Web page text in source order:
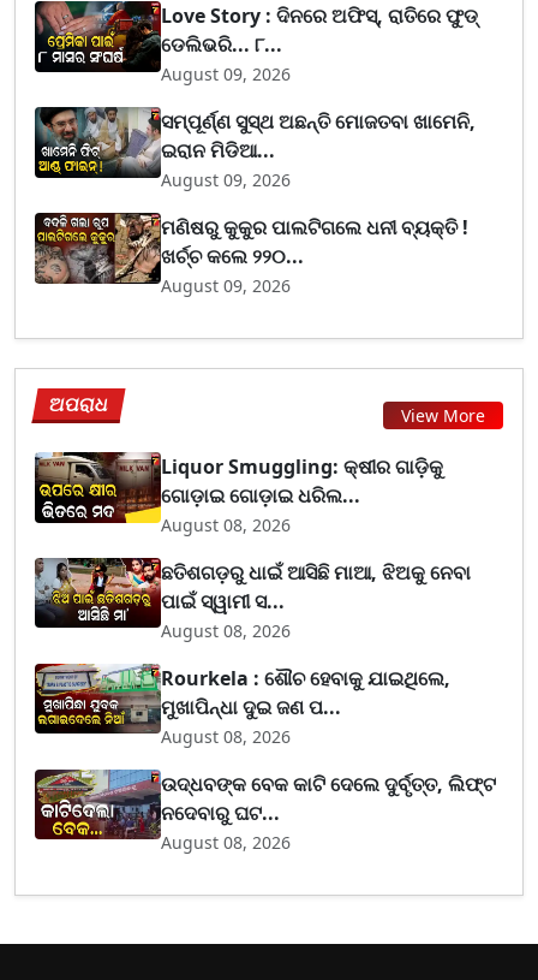
Love Story : ଦିନରେ ଅଫିସ୍, ରାତିରେ ଫୁଡ୍
ଡେଲିଭରି... ୮...
August 09, 2026
ସମ୍ପୂର୍ଣ୍ଣ ସୁସ୍ଥ ଅଛନ୍ତି ମୋଜତବା ଖାମେନି,
ଇରାନ ମିଡିଆ...
August 09, 2026
ମଣିଷରୁ କୁକୁର ପାଲଟିଗଲେ ଧନୀ ବ୍ୟକ୍ତି !
ଖର୍ଚ୍ଚ କଲେ ୨୨୦...
August 09, 2026
ଅପରାଧ View More
Liquor Smuggling: କ୍ଷୀର ଗାଡ଼ିକୁ
ଗୋଡ଼ାଇ ଗୋଡ଼ାଇ ଧରିଲ...
August 08, 2026
ଛତିଶଗଡ଼ରୁ ଧାଇଁ ଆସିଛି ମାଆ, ଝିଅକୁ ନେବା
ପାଇଁ ସ୍ୱାମୀ ସ...
August 08, 2026
Rourkela : ଶୌଚ ହେବାକୁ ଯାଇଥିଲେ,
ମୁଖାପିନ୍ଧା ଦୁଇ ଜଣ ପ...
August 08, 2026
ଉଦ୍ଧବଙ୍କ ବେକ କାଟି ଦେଲେ ଦୁର୍ବୃତ୍ତ, ଲିଫ୍ଟ
ନଦେବାରୁ ଘଟ...
August 08, 2026